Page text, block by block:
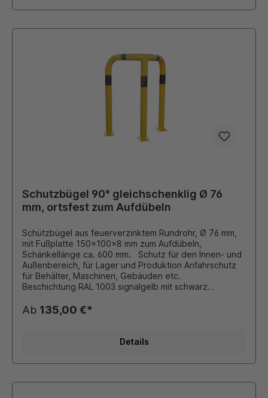
Schutzbügel 90° gleichschenklig Ø 76
mm, ortsfest zum Aufdübeln
Schützbügel aus feuerverzinktem Rundrohr, Ø 76 mm,
mit Fußplatte 150x100x8 mm zum Aufdübeln,
Schänkellänge ca. 600 mm. Schutz für den Innen- und
Außenbereich, für Lager und Produktion Anfahrschutz
für Behälter, Maschinen, Gebäuden etc.
Beschichtung RAL 1003 signalgelb mit schwarz
verkehrsweiss mit rot reflektierenden Folienringen
Andere Farben auf Anfrage möglich!!!
Ab 135,00 €*
Details